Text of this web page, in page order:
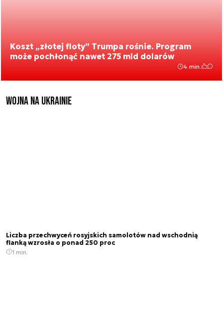
Koszt „złotej floty” Trumpa rośnie. Program
może pochłonąć nawet 275 mld dolarów
4 min.
Wojna na Ukrainie
Liczba przechwyceń rosyjskich samolotów nad wschodnią
flanką wzrosła o ponad 250 proc
1 min.